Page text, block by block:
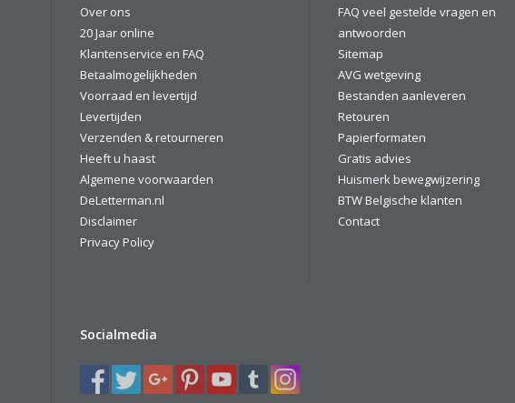
Over ons
20 Jaar online
Klantenservice en FAQ
Betaalmogelijkheden
Voorraad en levertijd
Levertijden
Verzenden & retourneren
Heeft u haast
Algemene voorwaarden
DeLetterman.nl
Disclaimer
Privacy Policy
FAQ veel gestelde vragen en
antwoorden
Sitemap
AVG wetgeving
Bestanden aanleveren
Retouren
Papierformaten
Gratis advies
Huismerk bewegwijzering
BTW Belgische klanten
Contact
Socialmedia